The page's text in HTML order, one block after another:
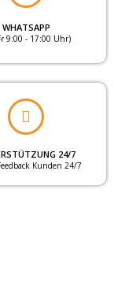
WHATSAPP
9:00 - 17:00 Uhr)
24/7
Kunden 24/7